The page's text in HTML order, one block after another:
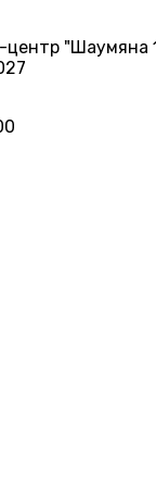
центр "Шаумяна